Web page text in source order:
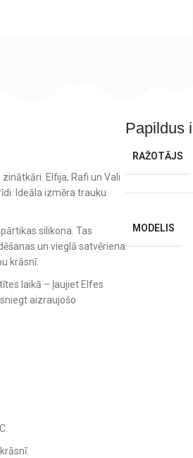
Elfija, Rafi un Vali
Ideāla izmēra trauku
silikona. Tas
un vieglā satvēriena
krāsnī.
laikā – ļaujiet Elfes
aizraujošo
Papildus
RAŽOTĀJS
MODELIS